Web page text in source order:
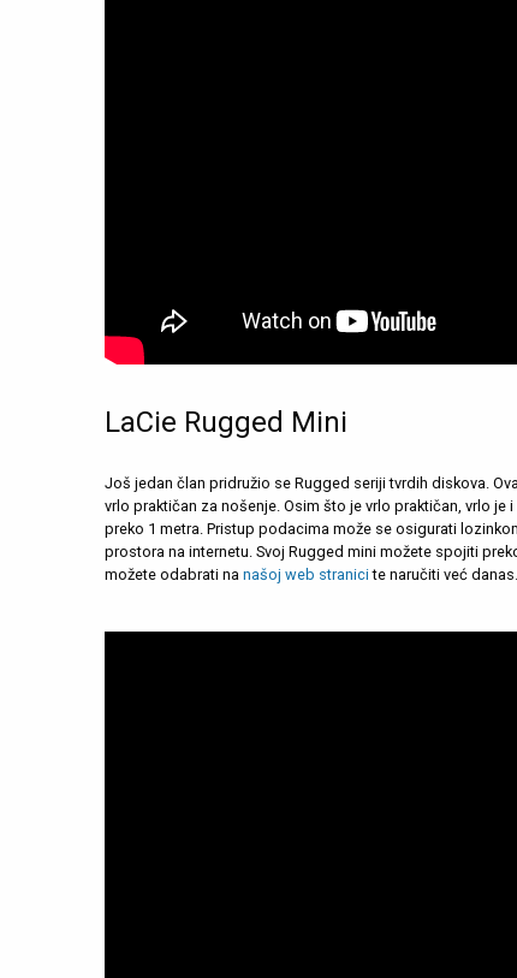
LaCie Rugged Mini
Još jedan član pridružio se Rugged seriji tvrdih diskova.
vrlo praktičan za nošenje. Osim što je vrlo praktičan, vrlo
preko 1 metra. Pristup podacima može se osigurati
prostora na internetu. Svoj Rugged mini možete spojiti
možete odabrati na našoj web stranicite naručiti već danas.